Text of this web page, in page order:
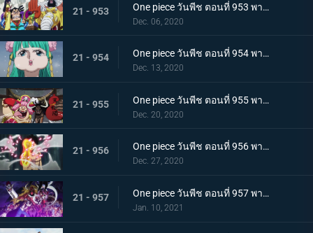
21 - 953 One piece วันพีช ตอนที่ 953 พากย์ไทย คำสารภาพของฮิโยริ! พานพบอีกครั้งที่สะพานโออิฮิงิ
Dec. 06, 2020
21 - 954 One piece วันพีช ตอนที่ 954 พากย์ไทย ชื่อของมันคือเอ็นมะ! สุดยอดดาบของโอเด้ง!
Dec. 13, 2020
21 - 955 One piece วันพีช ตอนที่ 955 พากย์ไทย พันธมิตรใหม่? รวมพลกองกำลังไคโด!
Dec. 20, 2020
21 - 956 One piece วันพีช ตอนที่ 956 พากย์ไทย การต่อสู้ครั้งใหญ่! กลุ่มหมวกฟางเข้าโหมดต่อสู้!
Dec. 27, 2020
21 - 957 One piece วันพีช ตอนที่ 957 พากย์ไทย ข่าวใหญ่! เหตุการณ์ที่ส่งผลต่อ 7 เทพโจรสลัด!
Jan. 10, 2021